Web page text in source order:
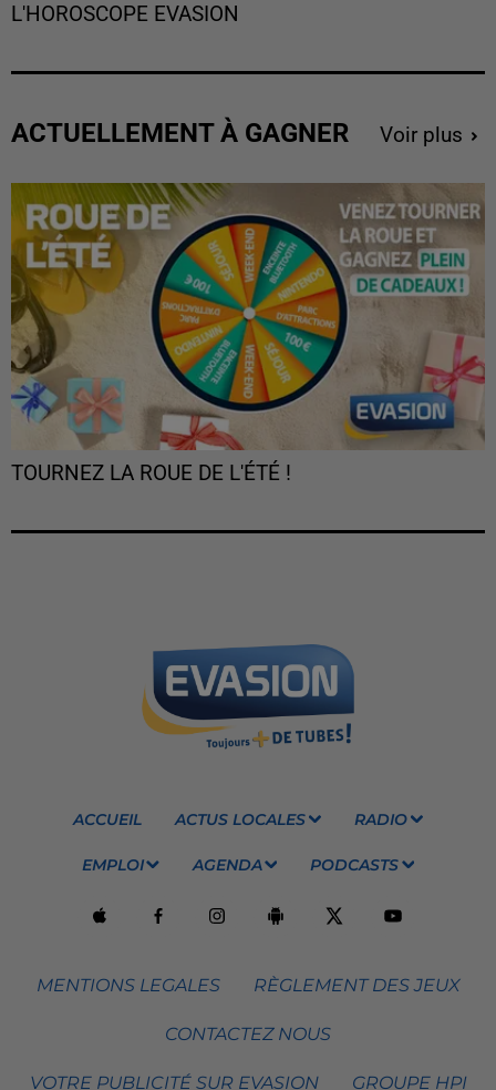
L'HOROSCOPE EVASION
ACTUELLEMENT À GAGNER Voir plus
TOURNEZ LA ROUE DE L'ÉTÉ !
ACCUEIL ACTUS LOCALES RADIO
EMPLOI AGENDA PODCASTS
MENTIONS LEGALES RÈGLEMENT DES JEUX
CONTACTEZ NOUS
VOTRE PUBLICITÉ SUR EVASION GROUPE HPI